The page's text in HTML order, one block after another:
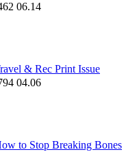
06.14
& Rec Print Issue
04.06
to Stop Breaking Bones